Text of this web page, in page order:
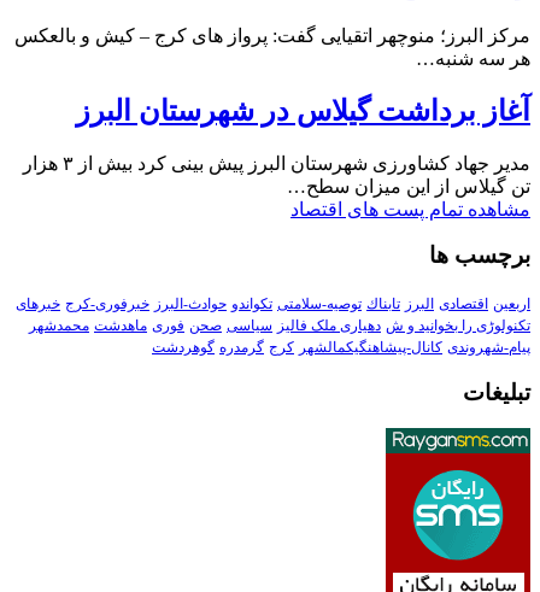
مرکز البرز؛ منوچهر اتقیایی گفت: پرواز های کرج – کیش و بالعکس
هر سه شنبه…
آغاز برداشت گیلاس در شهرستان البرز
مدیر جهاد کشاورزی شهرستان البرز پیش بینی کرد بیش از ۳ هزار
تن گیلاس از این میزان سطح…
مشاهده تمام پست های اقتصاد
برچسب ها
اربعین اقتصادی البرز تابناك توصیه-سلامتی تکواندو حوادث-البرز خبرفوری-کرج خبرهای
تکنولوڑی را بخوانید و ش دهیاری ملک فالیز سیاسی صحن فوری ماهدشت محمدشهر
پیام-شهروندی کانال-پیشاهنگیکمالشهر کرج گرمدره گوهردشت
تبلیغات